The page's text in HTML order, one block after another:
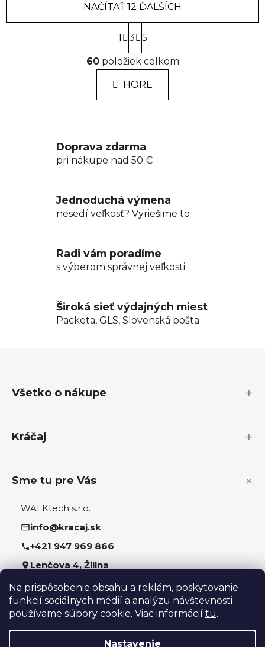
Na prispôsobenie obsahu a reklám, poskytovanie
funkcií sociálnych médií a analýzu návštevnosti
používame súbory cookie. Viac informácií tu.
Nastavenie
O
v
l
á
d
i
e
v
k
y
p
i
u
NAČÍTAŤ 12 ĎALŠÍCH
S
t
r
á
n
k
e
1 3 5
60položiek celkom
HORE
Doprava zdarma
pri nákupe nad 50 €
Jednoduchá výmena
nesedí veľkosť? Vyriešime to
Radi vám poradíme
s výberom správnej veľkosti
Široká sieť výdajných miest
Packeta, GLS, Slovenská pošta
Všetko o nákupe
Kráčaj
Sme tu pre Vás
WALKtech s.r.o.
info@kracaj.sk
+421 947 969 866
Lenčova 4, Žilina
Sledujte nás